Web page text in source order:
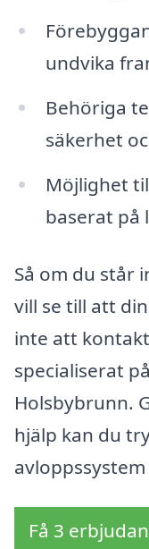
undvika
Behöriga
säkerhet
Möjlighet
baserat på
Så om du står
vill se till att
inte att
specialiserat
Holsbybrunn.
hjälp kan du
Få 3